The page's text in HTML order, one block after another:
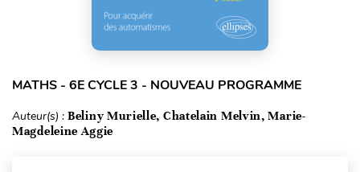
MATHS - 6E CYCLE 3 - NOUVEAU PROGRAMME
Auteur(s) : Beliny Murielle, Chatelain Melvin, Marie-
Magdeleine Aggie